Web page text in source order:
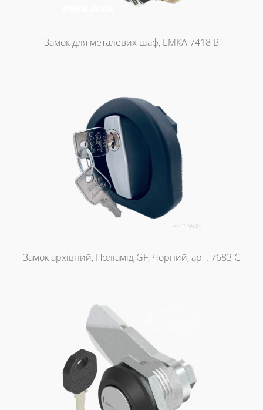
Замок для металевих шаф, ЕМКА 7418 B
Замок архівний, Поліамід GF, Чорний, арт. 7683 C